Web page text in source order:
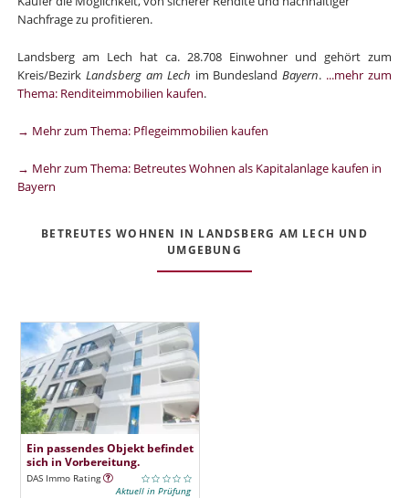
Nachfrage zu profitieren.
Landsberg am Lech hat ca. 28.708 Einwohner und gehört zum
Kreis/Bezirk Landsberg am Lech im BundeslandBayern. ...mehr zum
Thema: Renditeimmobilien kaufen.
→ Mehr zum Thema: Pflegeimmobilien kaufen
→ Mehr zum Thema: Betreutes Wohnen als Kapitalanlage kaufen in
Bayern
BETREUTES WOHNEN IN LANDSBERG AM LECH UND
UMGEBUNG
Ein passendes Objekt befindet
sich in Vorbereitung.
DAS Immo Rating
Aktuell in Prüfung